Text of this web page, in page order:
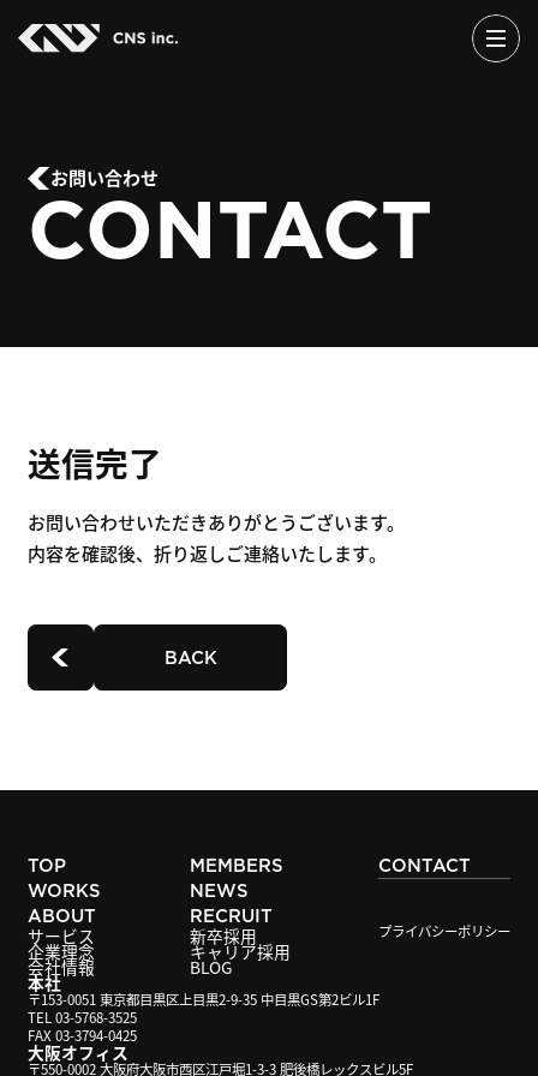
お問い合わせ
CONTACT
送信完了
お問い合わせいただきありがとうございます。
内容を確認後、折り返しご連絡いたします。
BACK
本社
〒153-0051 東京都目黒区上目黒2-9-35 中目黒GS第2ビル1F
TEL 03-5768-3525
FAX 03-3794-0425
大阪オフィス
〒550-0002 大阪府大阪市西区江戸堀1-3-3 肥後橋レックスビル5F
TOP
WORKS
ABOUT
サービス
企業理念
会社情報
MEMBERS
NEWS
RECRUIT
新卒採用
キャリア採用
BLOG
CONTACT
プライバシーポリシー